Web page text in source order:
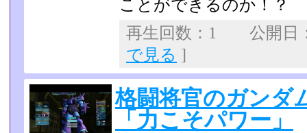
ことができるのか！？
再生回数：1 公開
で見る ]
格闘将官のガンダ
「力こそパワー」